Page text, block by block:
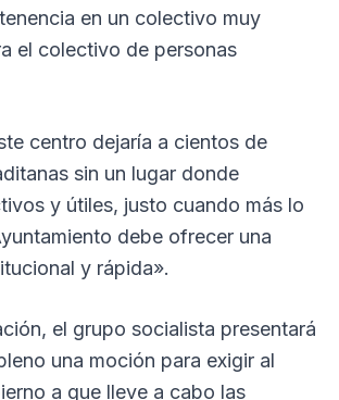
en un colectivo muy
el colectivo de personas
centro dejaría a cientos de
sin un lugar donde
y útiles, justo cuando más lo
debe ofrecer una
y rápida».
el grupo socialista presentará
una moción para exigir al
a que lleve a cabo las